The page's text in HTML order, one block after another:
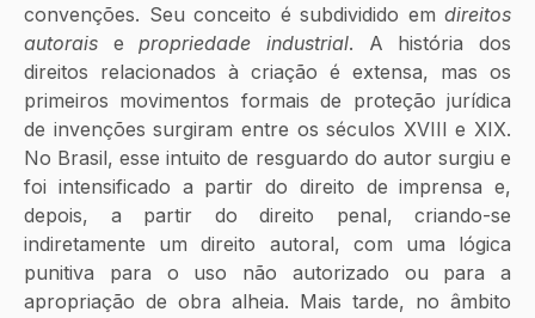
convenções. Seu conceito é subdividido em direitos
autorais e propriedade industrial. A história dos
direitos relacionados à criação é extensa, mas os
primeiros movimentos formais de proteção jurídica
de invenções surgiram entre os séculos XVIII e XIX.
No Brasil, esse intuito de resguardo do autor surgiu e
foi intensificado a partir do direito de imprensa e,
depois, a partir do direito penal, criando-se
indiretamente um direito autoral, com uma lógica
punitiva para o uso não autorizado ou para a
apropriação de obra alheia. Mais tarde, no âmbito